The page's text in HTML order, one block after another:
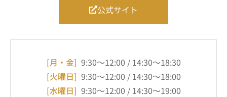
公式サイト
[月・金] 9:30～12:00 / 14:30～18:30
[火曜日] 9:30～12:00 / 14:30～18:00
[水曜日] 9:30～12:00 / 14:30～19:00